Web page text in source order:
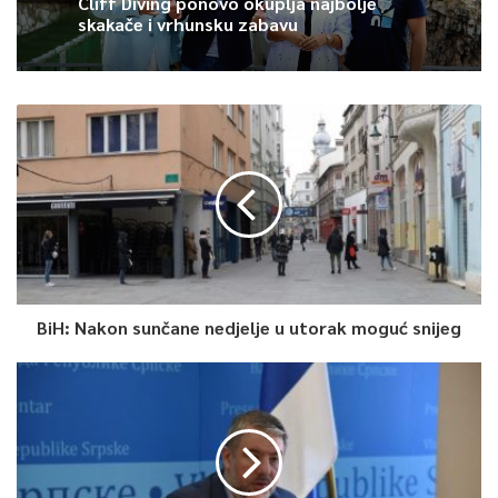
osoba, potom izolacijom pozitivnih osoba i ograničavanjem
broja zaraženih do potpunog prestanka pandemije.
0
Article Rating
skakače i vrhunsku zabavu
BiH: Nakon sunčane nedjelje u utorak moguć snijeg